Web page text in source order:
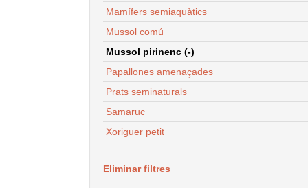
Mamífers semiaquàtics
Mussol comú
Mussol pirinenc (-)
Papallones amenaçades
Prats seminaturals
Samaruc
Xoriguer petit
Eliminar filtres